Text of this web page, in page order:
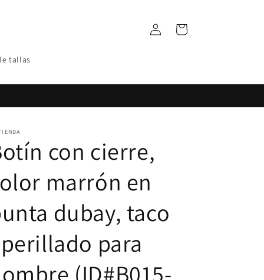
tallas
Iniciar
sesión
Carrito
con cierre,
marrón en
dubay, taco
para
(ID#B015-